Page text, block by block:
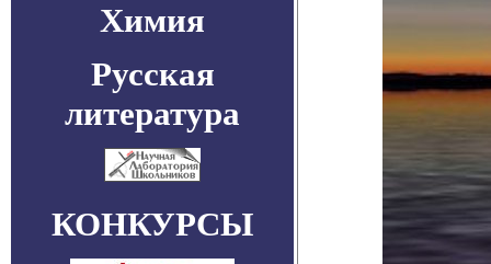
Химия
Русская
литература
КОНКУРСЫ